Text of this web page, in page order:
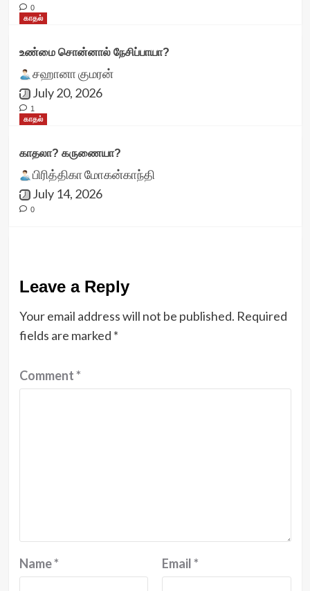
0
காதல்
உண்மை சொன்னால் நேசிப்பாயா?
சஹானா குமரன்
July 20, 2026
1
காதல்
காதலா? கருணையா?
பிரித்திகா மோகன்காந்தி
July 14, 2026
0
Leave a Reply
Your email address will not be published. Required
fields are marked *
Comment*
Name* Email*